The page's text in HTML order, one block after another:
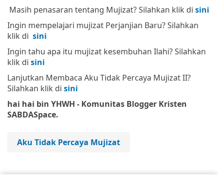
Masih penasaran tentang Mujizat? Silahkan klik di sini
Ingin mempelajari mujizat Perjanjian Baru? Silahkan
klik di sini
Ingin tahu apa itu mujizat kesembuhan Ilahi? Silahkan
klik di sini
Lanjutkan Membaca Aku Tidak Percaya Mujizat II?
Silahkan klik di sini
hai hai bin YHWH - Komunitas Blogger Kristen
SABDASpace.
Aku Tidak Percaya Mujizat